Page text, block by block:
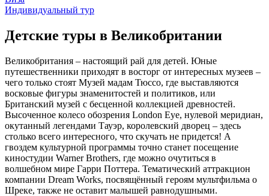
Индивидуальный тур
Детские туры в Великобритании
Великобритания – настоящий рай для детей. Юные
путешественники приходят в восторг от интересных музеев –
чего только стоят Музей мадам Тюссо, где выставляются
восковые фигуры знаменитостей и политиков, или
Британский музей с бесценной коллекцией древностей.
Высоченное колесо обозрения London Eye, нулевой меридиан,
окутанный легендами Тауэр, королевский дворец – здесь
столько всего интересного, что скучать не придется! А
гвоздем культурной программы точно станет посещение
киностудии Warner Brothers, где можно очутиться в
волшебном мире Гарри Поттера. Тематический аттракцион
компании Dream Works, посвящённый героям мультфильма о
Шреке, также не оставит малышей равнодушными.